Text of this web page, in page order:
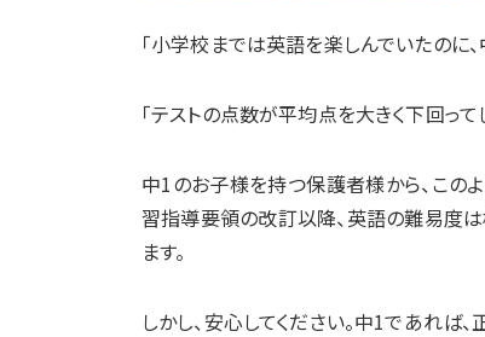
「小学校までは英語を楽しんでいたのに
「テストの点数が平均点を大きく下回って
中1のお子様を持つ保護者様から、この
習指導要領の改訂以降、英語の難易度
ます。
しかし、安心してください。中1であれば